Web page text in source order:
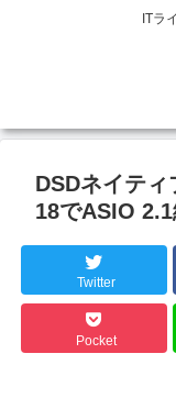
ITラ
DSDネイテ
18でASIO
Twitter
Pocket